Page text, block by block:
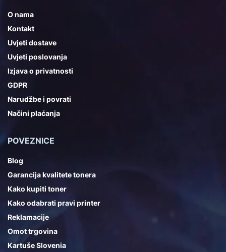
O nama
Kontakt
Uvjeti dostave
Uvjeti poslovanja
Izjava o privatnosti
GDPR
Narudžbe i povrati
Načini plaćanja
POVEZNICE
Blog
Garancija kvalitete tonera
Kako kupiti toner
Kako odabrati pravi printer
Reklamacije
Omot trgovina
Kartuše Slovenia